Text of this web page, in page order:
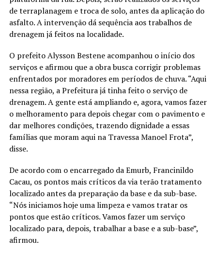
de terraplanagem e troca de solo, antes da aplicação do
asfalto. A intervenção dá sequência aos trabalhos de
drenagem já feitos na localidade.
O prefeito Alysson Bestene acompanhou o início dos
serviços e afirmou que a obra busca corrigir problemas
enfrentados por moradores em períodos de chuva. “Aqui
nessa região, a Prefeitura já tinha feito o serviço de
drenagem. A gente está ampliando e, agora, vamos fazer
o melhoramento para depois chegar com o pavimento e
dar melhores condições, trazendo dignidade a essas
famílias que moram aqui na Travessa Manoel Frota”,
disse.
De acordo com o encarregado da Emurb, Francinildo
Cacau, os pontos mais críticos da via terão tratamento
localizado antes da preparação da base e da sub-base.
“Nós iniciamos hoje uma limpeza e vamos tratar os
pontos que estão críticos. Vamos fazer um serviço
localizado para, depois, trabalhar a base e a sub-base”,
afirmou.